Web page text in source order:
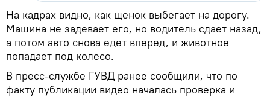
На кадрах видно, как щенок выбегает на дорогу.
Машина не задевает его, но водитель сдает назад,
а потом авто снова едет вперед, и животное
попадает под колесо.
В пресс-службе ГУВД ранее сообщили, что по
факту публикации видео началась проверка и